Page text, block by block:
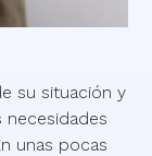
su situación y
unas pocas